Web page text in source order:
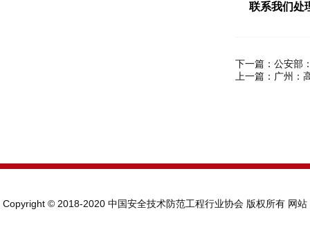
联系我们处
下一篇： 公安部
上一篇： 广州：
Copyright © 2018-2020 中国安全技术防范工程行业协会 版权所有 网站